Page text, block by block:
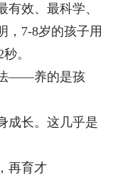
效、最科学、
，7-8岁的孩子用
。
——养的是孩
成长。这几乎是
再育才